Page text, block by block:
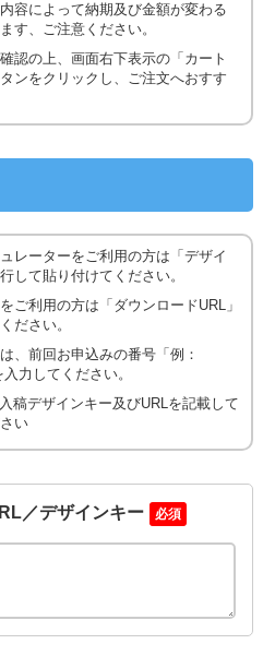
容によって納期及び金額が変わる
す、ご注意ください。
認の上、画面右下表示の「カート
ンをクリックし、ご注文へおすす
レーターをご利用の方は「デザイ
して貼り付けてください。
ご利用の方は「ダウンロードURL」
ださい。
、前回お申込みの番号「例：
力してください。
稿デザインキー及びURLを記載して
い
／デザインキー 必須